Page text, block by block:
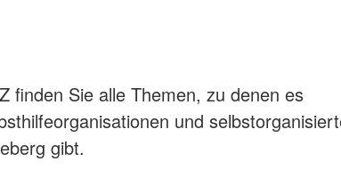
finden Sie alle Themen, zu denen es
und
gibt.